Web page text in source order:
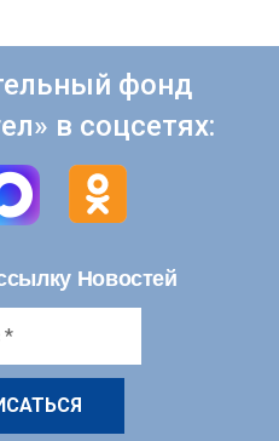
фонд
в соцсетях:
Новостей